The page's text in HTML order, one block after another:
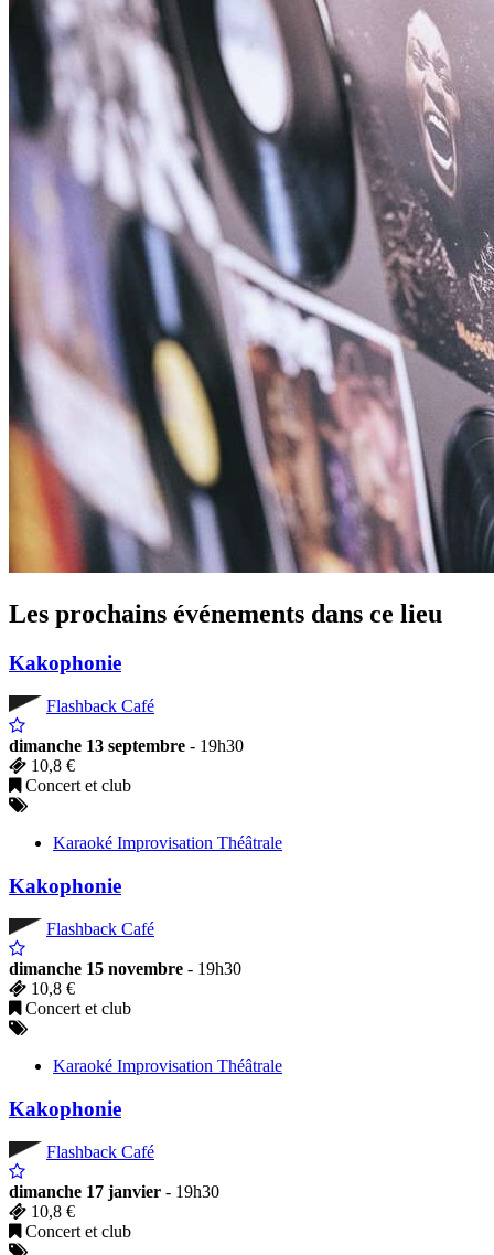
Les prochains événements dans ce lieu
Kakophonie
Flashback Café
dimanche 13 septembre - 19h30
10,8 €
Concert et club
Karaoké Improvisation Théâtrale
Kakophonie
Flashback Café
dimanche 15 novembre - 19h30
10,8 €
Concert et club
Karaoké Improvisation Théâtrale
Kakophonie
Flashback Café
dimanche 17 janvier - 19h30
10,8 €
Concert et club